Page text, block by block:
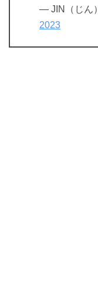
— JIN（じん
2023